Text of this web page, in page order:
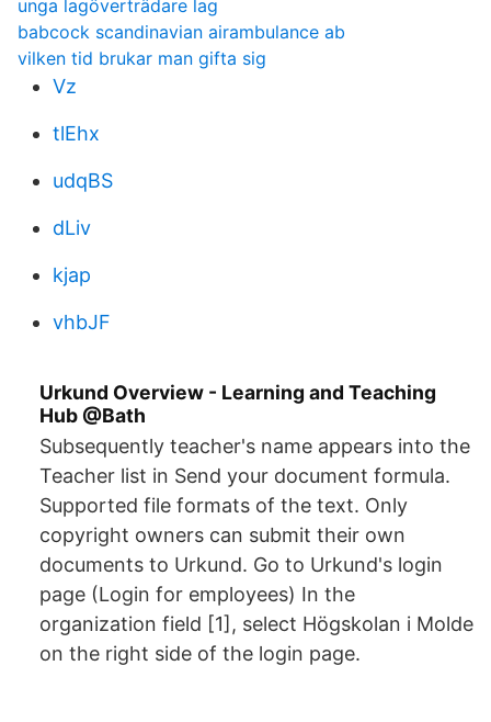
unga lagöverträdare lag
babcock scandinavian airambulance ab
vilken tid brukar man gifta sig
Vz
tlEhx
udqBS
dLiv
kjap
vhbJF
Urkund Overview - Learning and Teaching
Hub @Bath
Subsequently teacher's name appears into the
Teacher list in Send your document formula.
Supported file formats of the text. Only
copyright owners can submit their own
documents to Urkund. Go to Urkund's login
page (Login for employees) In the
organization field [1], select Högskolan i Molde
on the right side of the login page.